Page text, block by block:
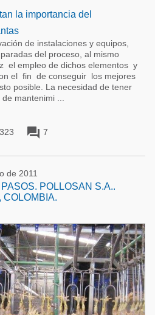
la importancia del
de instalaciones y equipos,
del proceso, al mismo
el empleo de dichos elementos y
el fin de conseguir los mejores
posible. La necesidad de tener
mantenimi ...
forum 7
de 2011
POLLOSAN S.A..
COLOMBIA.